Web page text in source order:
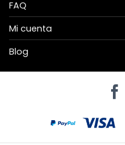
FAQ
Mi cuenta
Blog